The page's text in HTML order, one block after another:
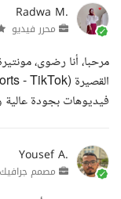
Radwa M.
محرر فيديو
مرحبا، أنا رضوى،
فيديوهات بجودة
Yousef A.
مصمم جرافيك